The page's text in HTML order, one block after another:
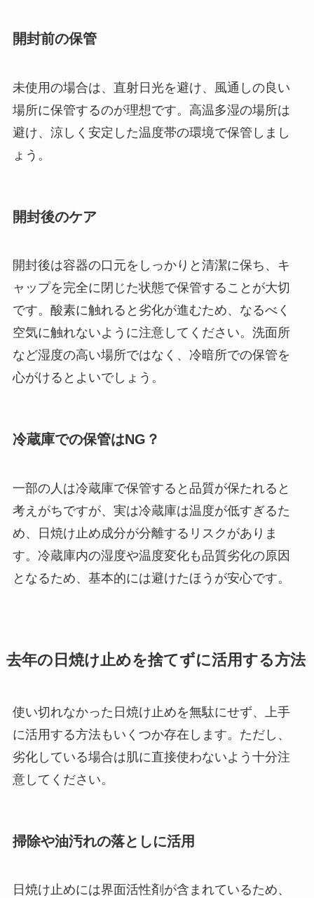
開封前の保管
未使用の場合は、直射日光を避け、風通しの良い
場所に保管するのが理想です。高温多湿の場所は
避け、涼しく安定した温度帯の環境で保管しまし
ょう。
開封後のケア
開封後は容器の口元をしっかりと清潔に保ち、キ
ャップを完全に閉じた状態で保管することが大切
です。酸素に触れると劣化が進むため、なるべく
空気に触れないように注意してください。洗面所
など湿度の高い場所ではなく、冷暗所での保管を
心がけるとよいでしょう。
冷蔵庫での保管はNG？
一部の人は冷蔵庫で保管すると品質が保たれると
考えがちですが、実は冷蔵庫は温度が低すぎるた
め、日焼け止め成分が分離するリスクがありま
す。冷蔵庫内の湿度や温度変化も品質劣化の原因
となるため、基本的には避けたほうが安心です。
去年の日焼け止めを捨てずに活用する方法
使い切れなかった日焼け止めを無駄にせず、上手
に活用する方法もいくつか存在します。ただし、
劣化している場合は肌に直接使わないよう十分注
意してください。
掃除や油汚れの落としに活用
日焼け止めには界面活性剤が含まれているため、